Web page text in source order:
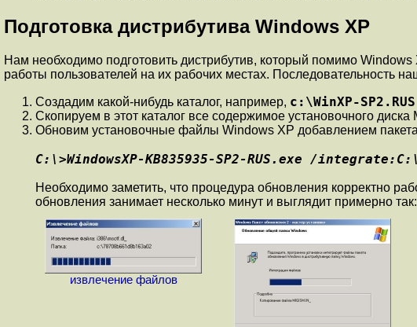
Подготовка дистрибутива Windows XP
Нам необходимо подготовить дистрибутив, который помимо
работы пользователей на их рабочих местах. Последовательность
Создадим какой-нибудь каталог, например, c:\WinXP-SP2.RUS
Скопируем в этот каталог все содержимое установочного
Обновим установочные файлы Windows XP добавлением
C:\>WindowsXP-KB835935-SP2-RUS.exe /
Необходимо заметить, что процедура обновления корректно
обновления занимает несколько минут и выглядит примерно так:
извлечение файлов